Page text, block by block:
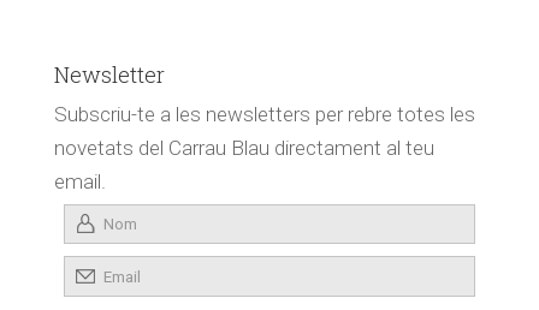
Newsletter
Subscriu-te a les newsletters per rebre totes les
novetats del Carrau Blau directament al teu
email.